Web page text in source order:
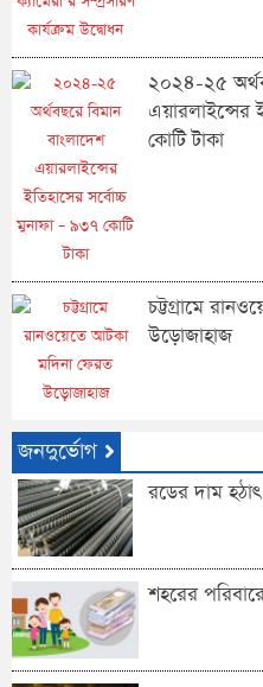
২০২৪-২৫
এয়ারলাইন্সের
কোটি টাকা
চট্টগ্রামে
উড়োজাহাজ
জনদুর্ভোগ
রডের দাম হঠাৎ
শহরের